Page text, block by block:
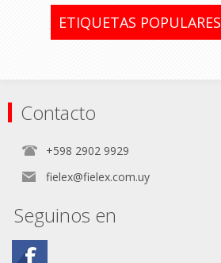
ETIQUETAS POPULARES
Contacto
+598 2902 9929
fielex@fielex.com.uy
Seguinos en